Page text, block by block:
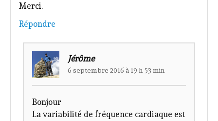
Merci.
Répondre
Jérôme
6 septembre 2016 à 19 h 53 min
Bonjour
La variabilité de fréquence cardiaque est